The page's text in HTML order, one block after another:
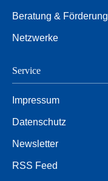
Beratung & Förderung
Netzwerke
Service
Impressum
Datenschutz
Newsletter
RSS Feed